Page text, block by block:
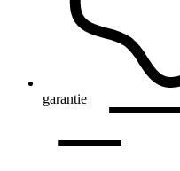
garantie